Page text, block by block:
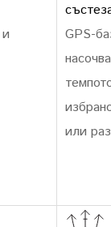
GPS-
или